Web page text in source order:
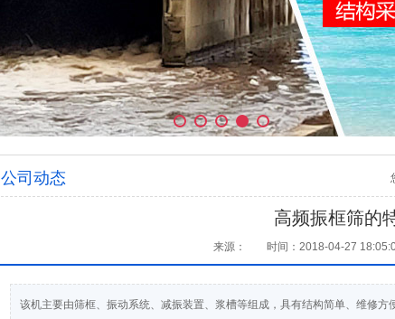
公司动态
高频振框筛的
来源： 时间：2018-04-27
该机主要由筛框、振动系统、减振装置、浆槽等组成，具有结构简单、维修